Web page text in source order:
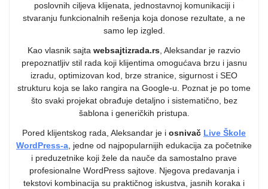
poslovnih ciljeva klijenata, jednostavnoj komunikaciji i
stvaranju funkcionalnih rešenja koja donose rezultate, a ne
samo lep izgled.
Kao vlasnik sajta websajtizrada.rs, Aleksandar je razvio
prepoznatljiv stil rada koji klijentima omogućava brzu i jasnu
izradu, optimizovan kod, brze stranice, sigurnost i SEO
strukturu koja se lako rangira na Google-u. Poznat je po tome
što svaki projekat obrađuje detaljno i sistematično, bez
šablona i generičkih pristupa.
Pored klijentskog rada, Aleksandar je i osnivač Live Škole
WordPress-a, jedne od najpopularnijih edukacija za početnike
i preduzetnike koji žele da nauče da samostalno prave
profesionalne WordPress sajtove. Njegova predavanja i
tekstovi kombinacija su praktičnog iskustva, jasnih koraka i